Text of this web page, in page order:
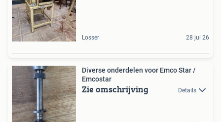
Losser 28 jul 26
Diverse onderdelen voor Emco Star /
Emcostar
Zie omschrijving Details